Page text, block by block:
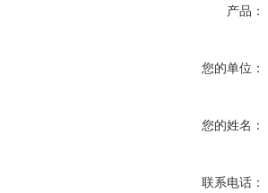
产品：
您的单位：
您的姓名：
联系电话：